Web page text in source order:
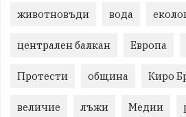
животновъди вода
централен балкан Европа
Протести община Киро
величие лъжи Медии